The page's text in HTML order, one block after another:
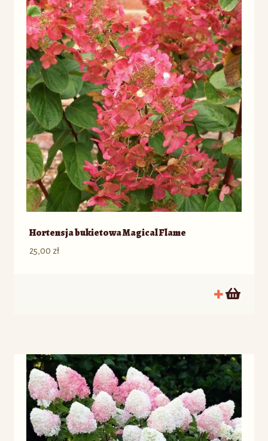
Hortensja bukietowa Magical Flame
25,00 zł